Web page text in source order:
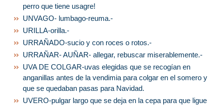
perro que tiene usagre!
UNVAGO- lumbago-reuma.-
URILLA-orilla.-
URRAÑADO-sucio y con roces o rotos.-
URRAÑAR- AUÑAR- allegar, rebuscar miserablemente.-
UVA DE COLGAR-uvas elegidas que se recogían en
anganillas antes de la vendimia para colgar en el somero y
que se quedaban pasas para Navidad.
UVERO-pulgar largo que se deja en la cepa para que ligue